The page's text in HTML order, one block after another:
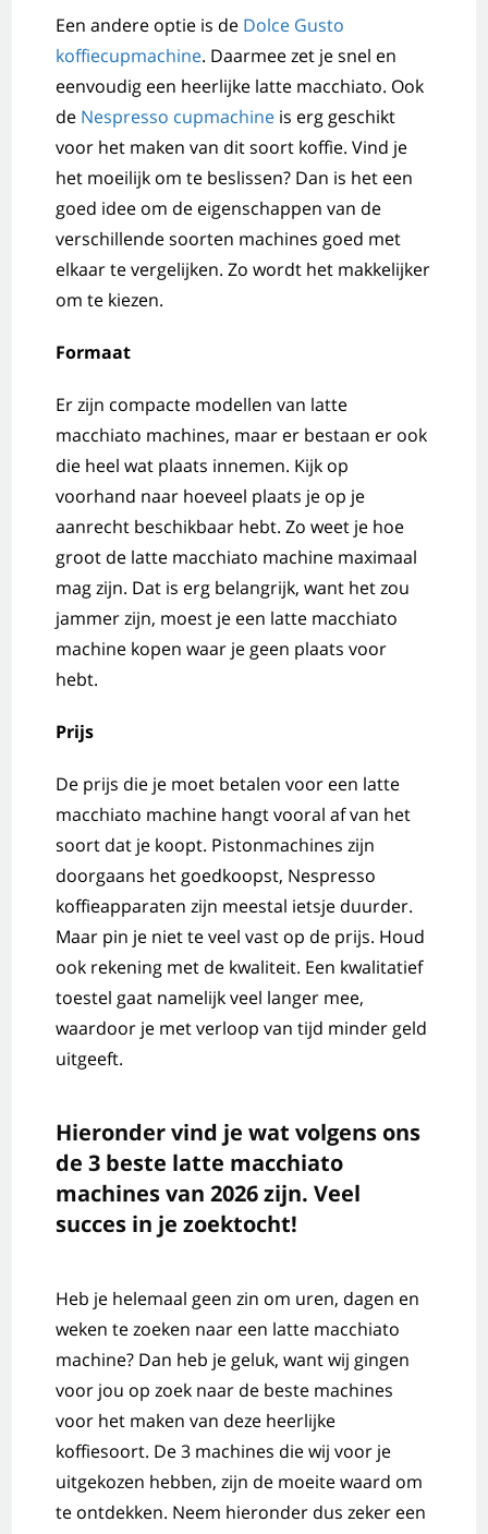
Een andere optie is de Dolce Gusto
koffiecupmachine. Daarmee zet je snel en
eenvoudig een heerlijke latte macchiato. Ook
de Nespresso cupmachine is erg geschikt
voor het maken van dit soort koffie. Vind je
het moeilijk om te beslissen? Dan is het een
goed idee om de eigenschappen van de
verschillende soorten machines goed met
elkaar te vergelijken. Zo wordt het makkelijker
om te kiezen.
Formaat
Er zijn compacte modellen van latte
macchiato machines, maar er bestaan er ook
die heel wat plaats innemen. Kijk op
voorhand naar hoeveel plaats je op je
aanrecht beschikbaar hebt. Zo weet je hoe
groot de latte macchiato machine maximaal
mag zijn. Dat is erg belangrijk, want het zou
jammer zijn, moest je een latte macchiato
machine kopen waar je geen plaats voor
hebt.
Prijs
De prijs die je moet betalen voor een latte
macchiato machine hangt vooral af van het
soort dat je koopt. Pistonmachines zijn
doorgaans het goedkoopst, Nespresso
koffieapparaten zijn meestal ietsje duurder.
Maar pin je niet te veel vast op de prijs. Houd
ook rekening met de kwaliteit. Een kwalitatief
toestel gaat namelijk veel langer mee,
waardoor je met verloop van tijd minder geld
uitgeeft.
Hieronder vind je wat volgens ons
de 3 beste latte macchiato
machines van 2026 zijn. Veel
succes in je zoektocht!
Heb je helemaal geen zin om uren, dagen en
weken te zoeken naar een latte macchiato
machine? Dan heb je geluk, want wij gingen
voor jou op zoek naar de beste machines
voor het maken van deze heerlijke
koffiesoort. De 3 machines die wij voor je
uitgekozen hebben, zijn de moeite waard om
te ontdekken. Neem hieronder dus zeker een